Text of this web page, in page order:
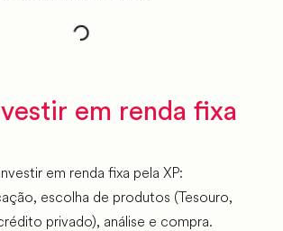
em renda fixa
em renda fixa pela XP:
escolha de produtos (Tesouro,
privado), análise e compra.